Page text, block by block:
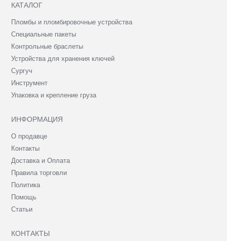
КАТАЛОГ
Пломбы и пломбировочные устройства
Специальные пакеты
Контрольные браслеты
Устройства для хранения ключей
Сургуч
Инструмент
Упаковка и крепление груза
ИНФОРМАЦИЯ
О продавце
Контакты
Доставка и Оплата
Правила торговли
Политика
Помощь
Статьи
КОНТАКТЫ